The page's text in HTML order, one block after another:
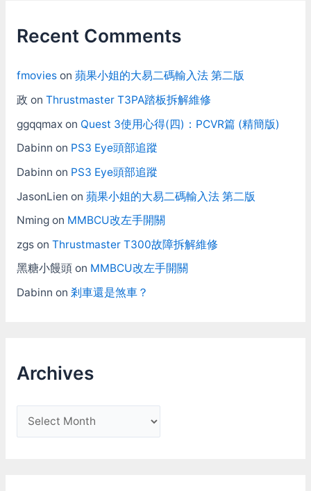
Recent Comments
fmovieson 蘋果小姐的大易二碼輸入法 第二版
政 on Thrustmaster T3PA踏板拆解維修
ggqqmaxon Quest 3使用心得(四)：PCVR篇 (精簡版)
Dabinn on PS3 Eye頭部追蹤
Dabinn on PS3 Eye頭部追蹤
JasonLien on 蘋果小姐的大易二碼輸入法 第二版
Nmingon MMBCU改左手開關
zgson Thrustmaster T300故障拆解維修
黑糖小饅頭on MMBCU改左手開關
Dabinn on 剎車還是煞車？
Archives
r